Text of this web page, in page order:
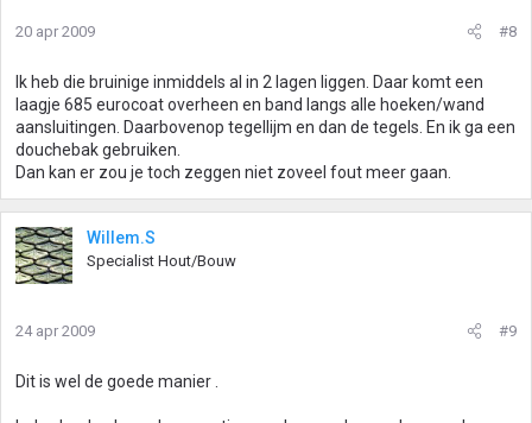
20 apr 2009 #8
Ik heb die bruinige inmiddels al in 2 lagen liggen. Daar komt een
laagje 685 eurocoat overheen en band langs alle hoeken/wand
aansluitingen. Daarbovenop tegellijm en dan de tegels. En ik ga een
douchebak gebruiken.
Dan kan er zou je toch zeggen niet zoveel fout meer gaan.
Willem.S
Specialist Hout/Bouw
24 apr 2009 #9
Dit is wel de goede manier .